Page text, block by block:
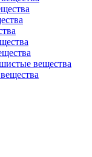
вещества